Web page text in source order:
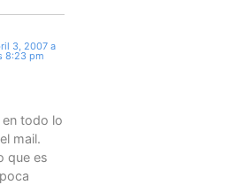
3, 2007 a
8:23 pm
todo lo
mail.
que es